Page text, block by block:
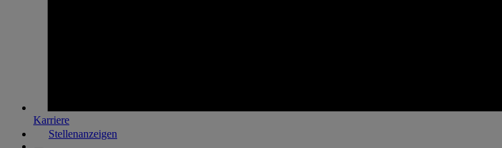
Karriere
Stellenanzeigen